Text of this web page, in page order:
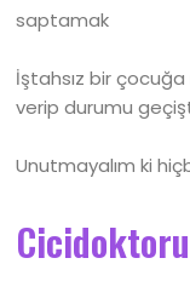
saptamak
İştahsız bir
verip durumu
Unutmayalım ki